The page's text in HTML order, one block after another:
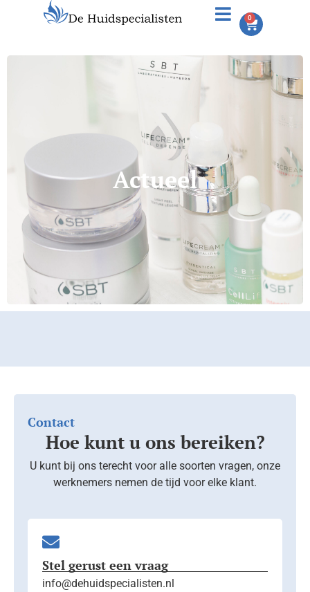
0
Actueel
Contact
Hoe kunt u ons bereiken?
U kunt bij ons terecht voor alle soorten vragen, onze
werknemers nemen de tijd voor elke klant.
Stel gerust een vraag
info@dehuidspecialisten.nl